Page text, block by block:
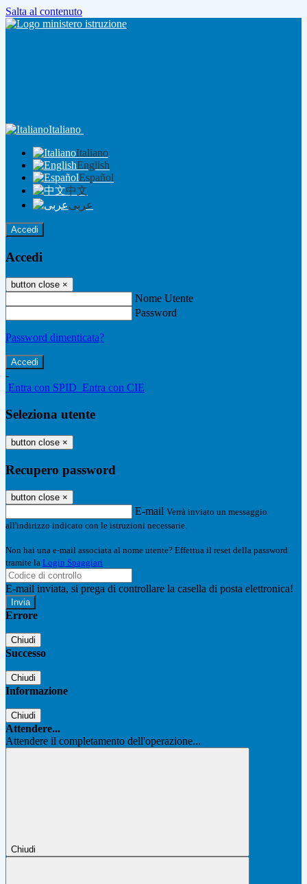
Salta al contenuto
Italiano
Italiano
English
Español
中文
عربى
Accedi
Accedi
button close ×
Nome Utente
Password
Password dimenticata?
-
Entra con SPID Entra con CIE
Seleziona utente
button close ×
Recupero password
button close ×
E-mail Verrà inviato un messaggio
all'indirizzo indicato con le istruzioni necessarie.
Non hai una e-mail associata al nome utente? Effettua il reset della password
tramite la Login Spaggiari
E-mail inviata, si prega di controllare la casella di posta elettronica!
Errore
Chiudi
Successo
Chiudi
Informazione
Chiudi
Attendere...
Attendere il completamento dell'operazione...
Chiudi